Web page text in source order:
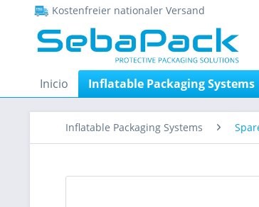
Kostenfreier nationaler Versand
Inicio Inflatable Packaging Systems
Inflatable Packaging Systems